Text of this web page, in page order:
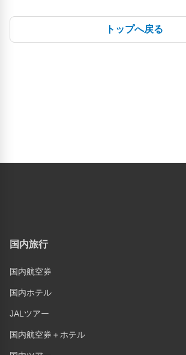
トップへ戻る
国内旅行
国内航空券
国内ホテル
JALツアー
国内航空券＋ホテル